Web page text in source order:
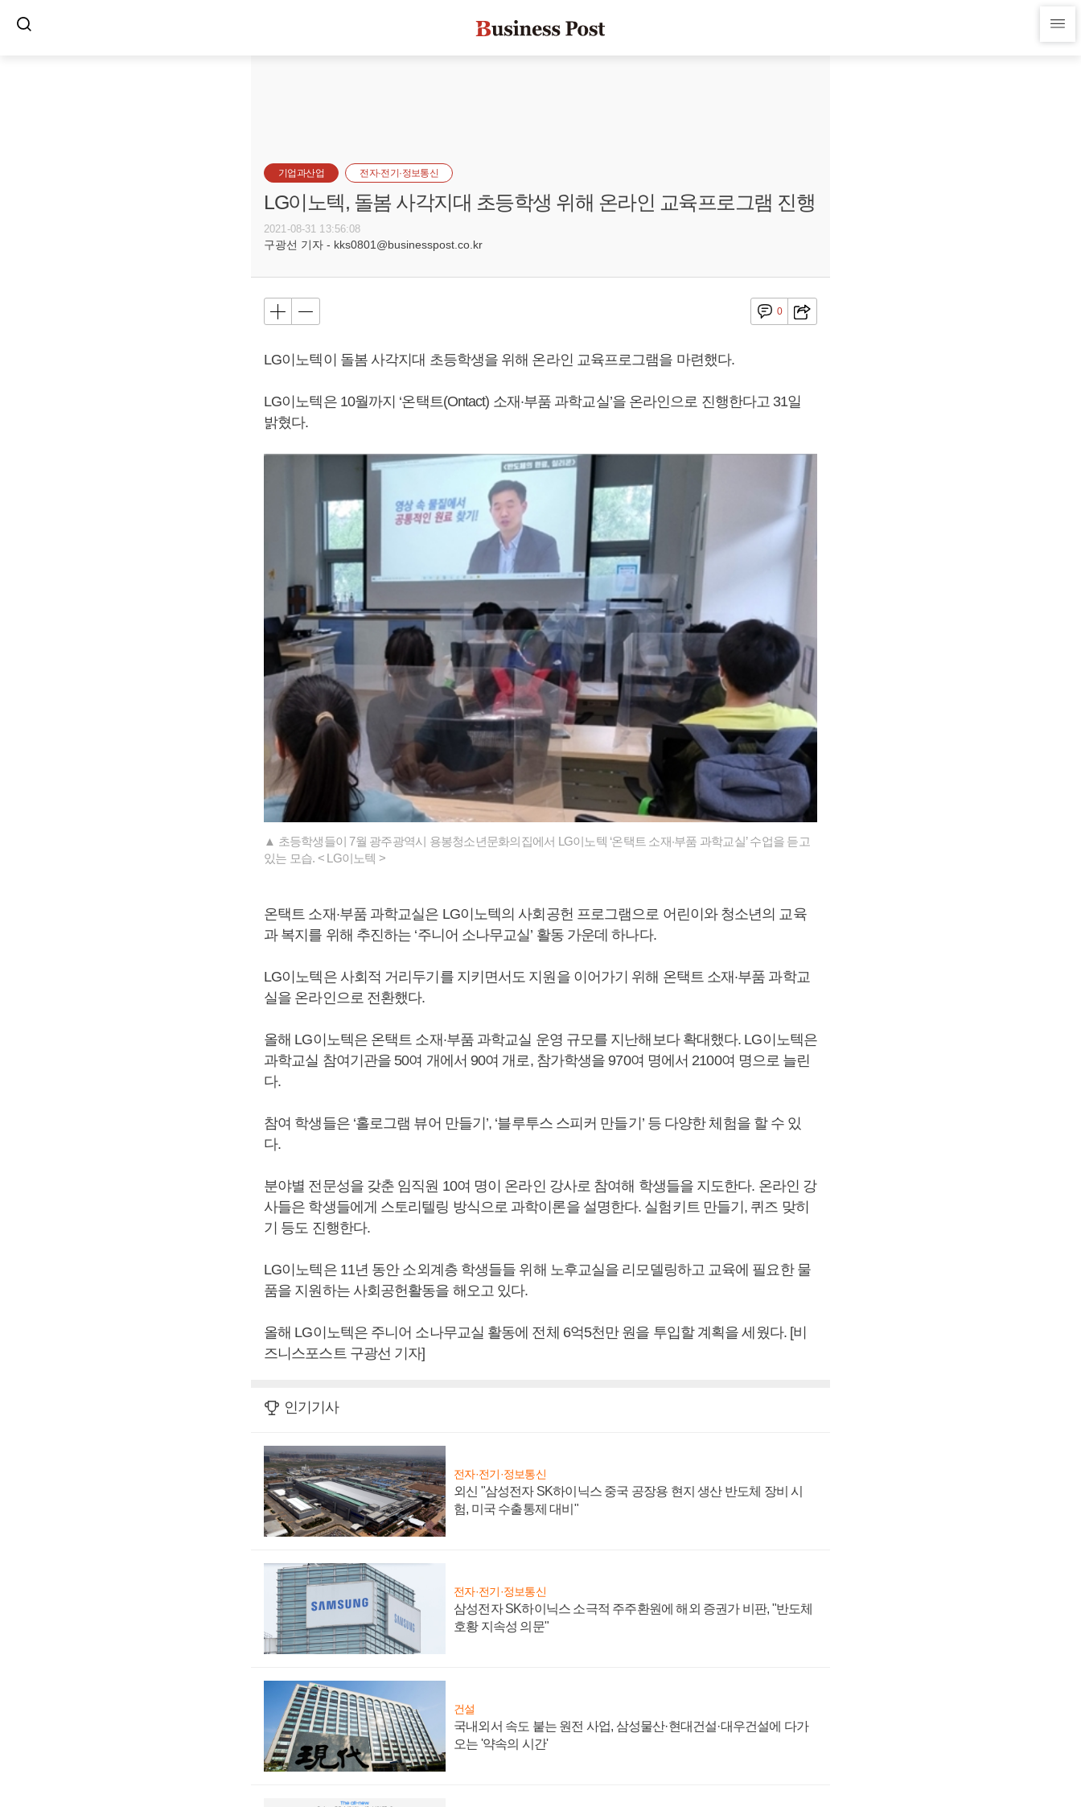
기업과산업 전자·전기·정보통신
LG이노텍, 돌봄 사각지대 초등학생 위해 온라인 교육프로그램 진행
2021-08-31 13:56:08
구광선 기자 - kks0801@businesspost.co.kr
0
LG이노텍이 돌봄 사각지대 초등학생을 위해 온라인 교육프로그램을 마련했다.
LG이노텍은 10월까지 ‘온택트(Ontact) 소재·부품 과학교실’을 온라인으로 진행한다고 31일
밝혔다.
▲ 초등학생들이 7월 광주광역시 용봉청소년문화의집에서 LG이노텍 ‘온택트 소재·부품 과학교실’ 수업을 듣고
있는 모습. < LG이노텍 >
온택트 소재·부품 과학교실은 LG이노텍의 사회공헌 프로그램으로 어린이와 청소년의 교육
과 복지를 위해 추진하는 ‘주니어 소나무교실’ 활동 가운데 하나다.
LG이노텍은 사회적 거리두기를 지키면서도 지원을 이어가기 위해 온택트 소재·부품 과학교
실을 온라인으로 전환했다.
올해 LG이노텍은 온택트 소재·부품 과학교실 운영 규모를 지난해보다 확대했다. LG이노텍은
과학교실 참여기관을 50여 개에서 90여 개로, 참가학생을 970여 명에서 2100여 명으로 늘린
다.
참여 학생들은 ‘홀로그램 뷰어 만들기’, ‘블루투스 스피커 만들기’ 등 다양한 체험을 할 수 있
다.
분야별 전문성을 갖춘 임직원 10여 명이 온라인 강사로 참여해 학생들을 지도한다. 온라인 강
사들은 학생들에게 스토리텔링 방식으로 과학이론을 설명한다. 실험키트 만들기, 퀴즈 맞히
기 등도 진행한다.
LG이노텍은 11년 동안 소외계층 학생들들 위해 노후교실을 리모델링하고 교육에 필요한 물
품을 지원하는 사회공헌활동을 해오고 있다.
올해 LG이노텍은 주니어 소나무교실 활동에 전체 6억5천만 원을 투입할 계획을 세웠다. [비
즈니스포스트 구광선 기자]
인기기사
전자·전기·정보통신
외신 "삼성전자 SK하이닉스 중국 공장용 현지 생산 반도체 장비 시
험, 미국 수출통제 대비"
전자·전기·정보통신
삼성전자 SK하이닉스 소극적 주주환원에 해외 증권가 비판, "반도체
호황 지속성 의문"
건설
국내외서 속도 붙는 원전 사업, 삼성물산·현대건설·대우건설에 다가
오는 '약속의 시간'